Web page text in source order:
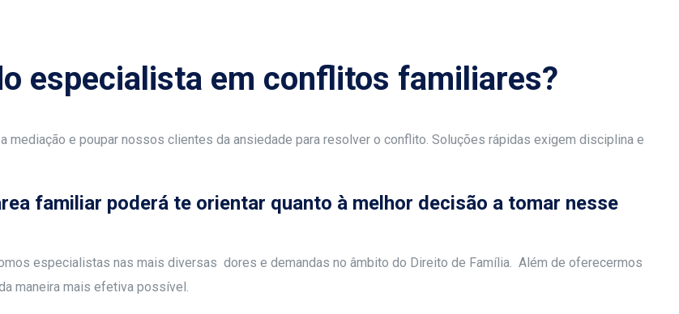
especialista em conflitos familiares?
mediação e poupar nossos clientes da ansiedade para resolver o conflito. Soluções rápidas exigem disciplina e
familiar poderá te orientar quanto à melhor decisão a tomar nesse
especialistas nas mais diversas dores e demandas no âmbito do Direito de Família. Além de oferecermos
maneira mais efetiva possível.